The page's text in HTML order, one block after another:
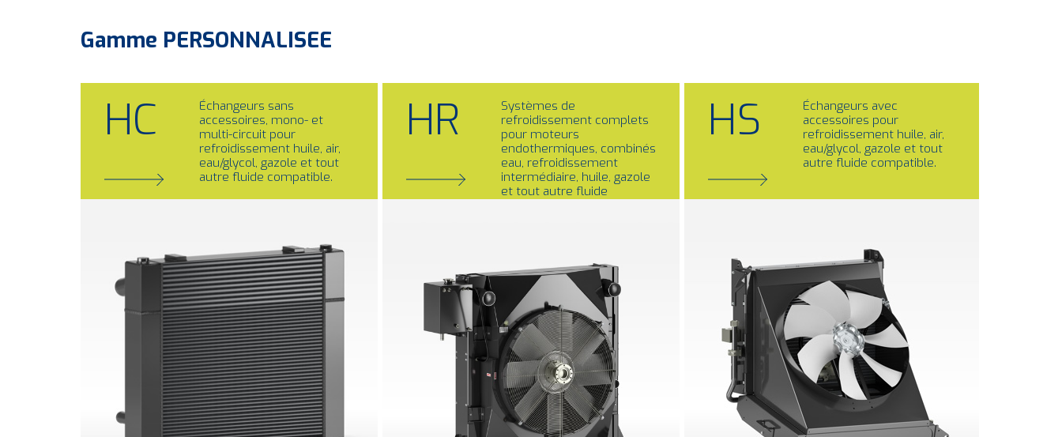
Gamme PERSONNALISEE
HC
Échangeurs sans
accessoires, mono- et
multi-circuit pour
refroidissement huile, air,
eau/glycol, gazole et tout
autre fluide compatible.
HR
Systèmes de
refroidissement complets
pour moteurs
endothermiques, combinés
eau, refroidissement
intermédiaire, huile, gazole
et tout autre fluide
HS
Échangeurs avec
accessoires pour
refroidissement huile, air,
eau/glycol, gazole et tout
autre fluide compatible.